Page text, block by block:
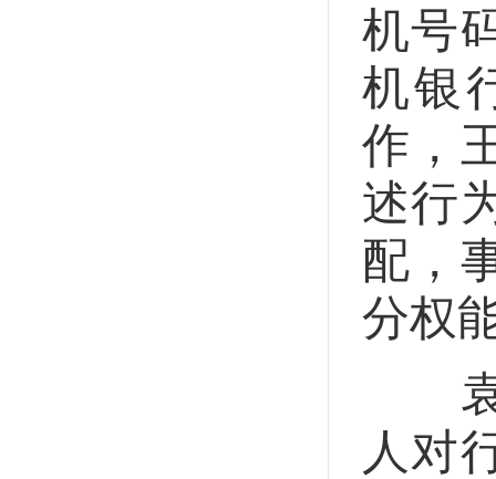
机号
机银
作，
述行
配，
分权
袁
人对